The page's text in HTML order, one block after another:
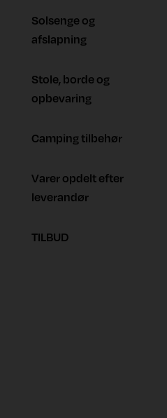
Solsenge og
afslapning
Stole, borde og
opbevaring
Camping tilbehør
Varer opdelt efter
leverandør
TILBUD